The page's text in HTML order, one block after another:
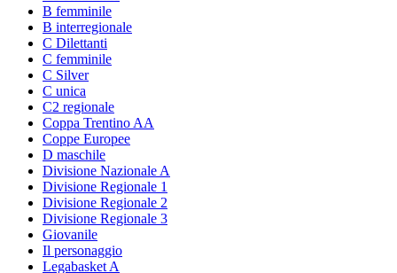
B femminile
B interregionale
C Dilettanti
C femminile
C Silver
C unica
C2 regionale
Coppa Trentino AA
Coppe Europee
D maschile
Divisione Nazionale A
Divisione Regionale 1
Divisione Regionale 2
Divisione Regionale 3
Giovanile
Il personaggio
Legabasket A